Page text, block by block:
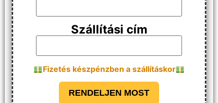
Szállítási cím
Fizetés készpénzben a szállításkor
RENDELJEN MOST